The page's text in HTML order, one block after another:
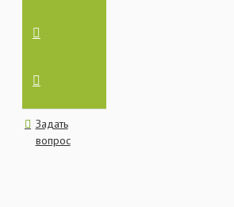
Задать
вопрос